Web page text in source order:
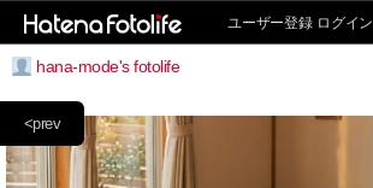
ユーザー登録 ログイン
hana-mode's fotolife
<prev